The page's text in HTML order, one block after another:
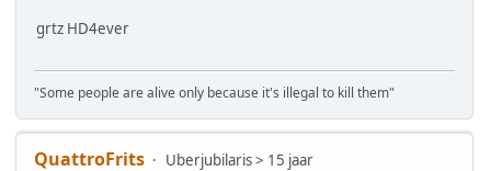
grtz HD4ever
"Some people are alive only because it's illegal to kill them"
QuattroFrits
Uberjubilaris > 15 jaar